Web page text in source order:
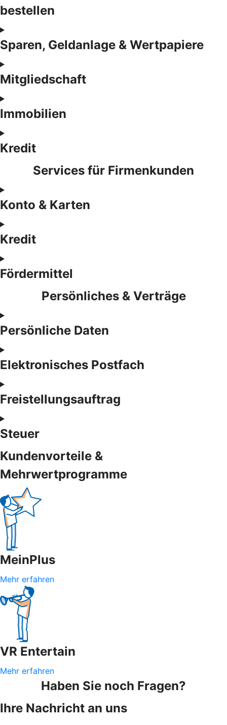
bestellen
Sparen, Geldanlage & Wertpapiere
Mitgliedschaft
Immobilien
Kredit
Services für Firmenkunden
Konto & Karten
Kredit
Fördermittel
Persönliches & Verträge
Persönliche Daten
Elektronisches Postfach
Freistellungsauftrag
Steuer
Kundenvorteile &
Mehrwertprogramme
MeinPlus
Mehr erfahren
VR Entertain
Mehr erfahren
Haben Sie noch Fragen?
Ihre Nachricht an uns